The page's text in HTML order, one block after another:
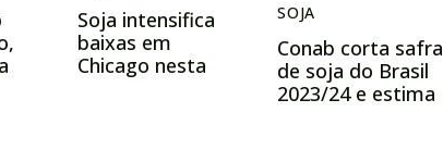
Soja intensifica
baixas em
Chicago nesta
SOJA
Conab corta safra
de soja do Brasil
2023/24 e estima